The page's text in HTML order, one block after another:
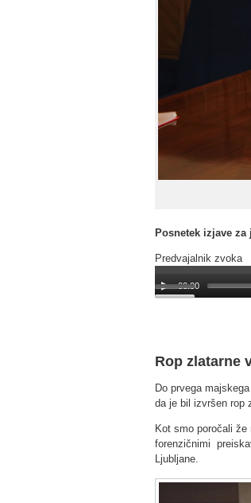
Posnetek izjave za
Predvajalnik zvoka
00:00
Rop zlatarne
Do prvega
da je bil izvršen rop
Kot smo poročali
forenzičnimi
Ljubljane.